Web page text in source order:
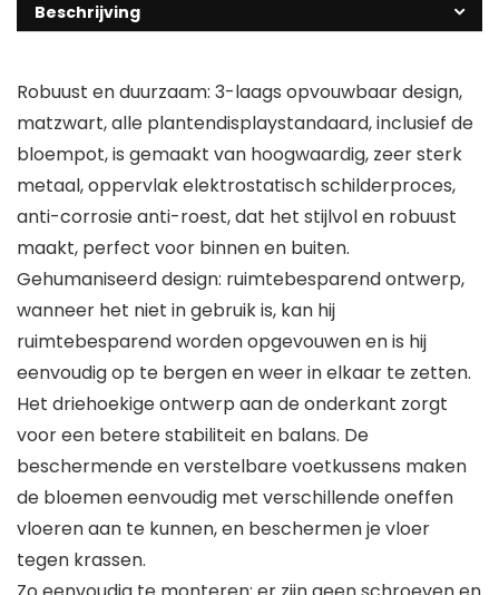
Beschrijving
Robuust en duurzaam: 3-laags opvouwbaar design,
matzwart, alle plantendisplaystandaard, inclusief de
bloempot, is gemaakt van hoogwaardig, zeer sterk
metaal, oppervlak elektrostatisch schilderproces,
anti-corrosie anti-roest, dat het stijlvol en robuust
maakt, perfect voor binnen en buiten.
Gehumaniseerd design: ruimtebesparend ontwerp,
wanneer het niet in gebruik is, kan hij
ruimtebesparend worden opgevouwen en is hij
eenvoudig op te bergen en weer in elkaar te zetten.
Het driehoekige ontwerp aan de onderkant zorgt
voor een betere stabiliteit en balans. De
beschermende en verstelbare voetkussens maken
de bloemen eenvoudig met verschillende oneffen
vloeren aan te kunnen, en beschermen je vloer
tegen krassen.